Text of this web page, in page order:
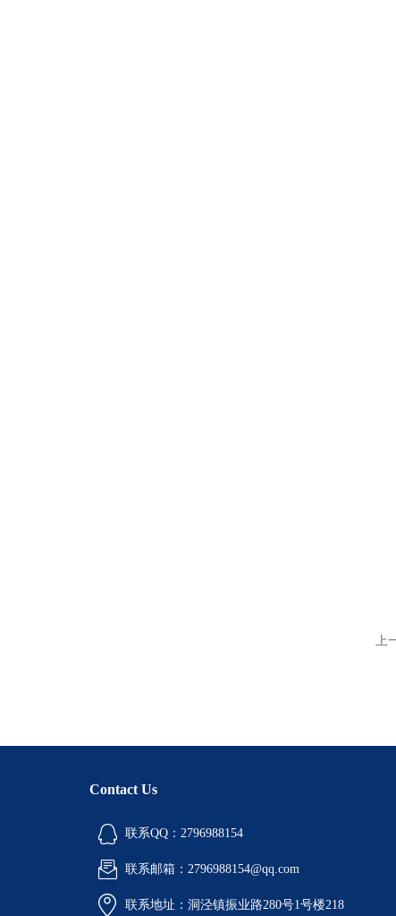
上
Contact Us
联系QQ：2796988154
联系邮箱：2796988154@qq.com
联系地址：洞泾镇振业路280号1号楼218